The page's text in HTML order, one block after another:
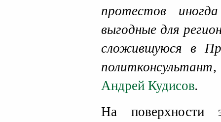
протестов
выгодные для
сложившуюся в
Андрей Кудисов.
На поверхности